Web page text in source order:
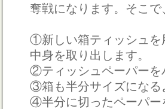
奪戦になります。そこ
①新しい箱ティッシュを
中身を取り出します。
②ティッシュペーパーを
③箱も半分サイズになる
④半分に切ったペーパー